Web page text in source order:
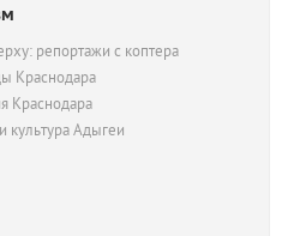
репортажи с коптера
Краснодара
Краснодара
культура Адыгеи